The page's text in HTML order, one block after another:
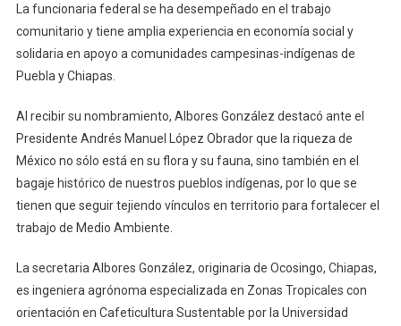
La funcionaria federal se ha desempeñado en el trabajo
comunitario y tiene amplia experiencia en economía social y
solidaria en apoyo a comunidades campesinas-indígenas de
Puebla y Chiapas.
Al recibir su nombramiento, Albores González destacó ante el
Presidente Andrés Manuel López Obrador que la riqueza de
México no sólo está en su flora y su fauna, sino también en el
bagaje histórico de nuestros pueblos indígenas, por lo que se
tienen que seguir tejiendo vínculos en territorio para fortalecer el
trabajo de Medio Ambiente.
La secretaria Albores González, originaria de Ocosingo, Chiapas,
es ingeniera agrónoma especializada en Zonas Tropicales con
orientación en Cafeticultura Sustentable por la Universidad